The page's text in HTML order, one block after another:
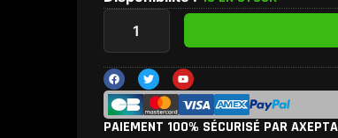
quantité
Ecran
LCD
superieur
Nintendo
3DS
F
a
c
e
b
o
o
T
w
i
t
t
e
r
Y
o
u
t
u
b
e
PAIEMENT 100% SÉCURISÉ PAR